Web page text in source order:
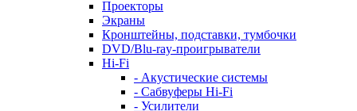
Проекторы
Экраны
Кронштейны, подставки, тумбочки
DVD/Blu-ray-проигрыватели
Hi-Fi
- Акустические системы
- Сабвуферы Hi-Fi
- Усилители